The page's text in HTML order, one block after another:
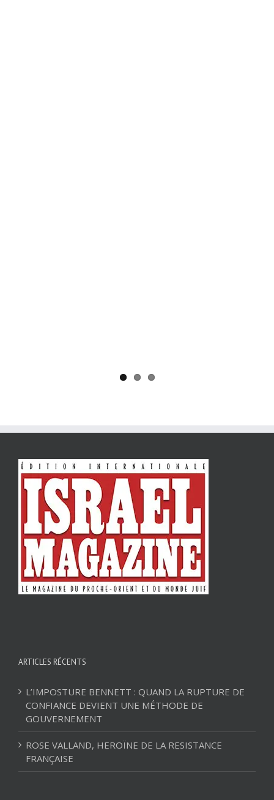
ARTICLES RÉCENTS
L’IMPOSTURE BENNETT : QUAND LA RUPTURE DE
CONFIANCE DEVIENT UNE MÉTHODE DE
GOUVERNEMENT
ROSE VALLAND, HEROÏNE DE LA RESISTANCE
FRANÇAISE